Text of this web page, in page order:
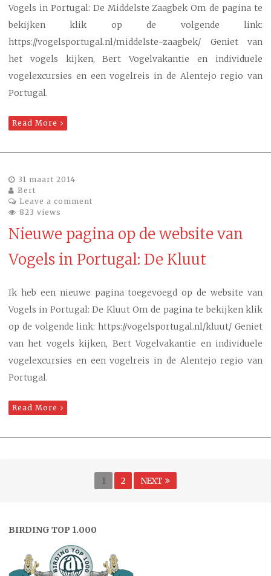
Vogels in Portugal: De Middelste Zaagbek Om de pagina te
bekijken klik op de volgende link:
https://vogelsportugal.nl/middelste-zaagbek/ Geniet van
het vogels kijken, Bert Vogelvakantie en individuele
vogelexcursies en een vogelreis in de Alentejo regio van
Portugal.
Read More
31 maart 2014
Bert
Leave a comment
823 views
Nieuwe pagina op de website van
Vogels in Portugal: De Kluut
Ik heb een nieuwe pagina toegevoegd op de website van
Vogels in Portugal: De Kluut Om de pagina te bekijken klik
op de volgende link: https://vogelsportugal.nl/kluut/ Geniet
van het vogels kijken, Bert Vogelvakantie en individuele
vogelexcursies en een vogelreis in de Alentejo regio van
Portugal.
Read More
Page
1 PAGE
2 NEXT
BIRDING TOP 1.000